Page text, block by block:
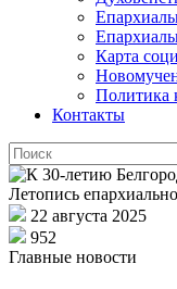
Карта
Политика
Контакты
22 августа 2025
952
Главные новости